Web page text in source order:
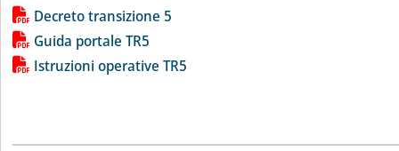
Lista allegati PDF alla notizia
Decreto transizione 5
Guida portale TR5
Istruzioni operative TR5